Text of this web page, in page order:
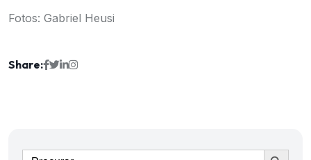
Fotos: Gabriel Heusi
Share:
Ir